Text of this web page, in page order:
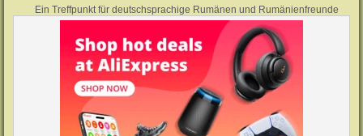
Ein Treffpunkt für deutschsprachige Rumänen und Rumänienfreunde